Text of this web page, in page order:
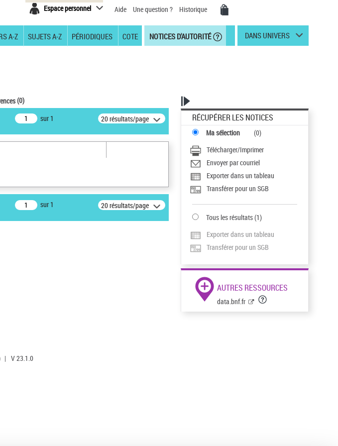
Espace personnel Aide Une question ? Historique
A-Z SUJETS A-Z PÉRIODIQUES COTE NOTICES D'AUTORITÉ DANS UNIVERS
(0)
sur 1 20 résultats/page
sur 1 20 résultats/page
RÉCUPÉRER LES NOTICES
Ma sélection (0)
Télécharger/Imprimer
Envoyer par courriel
Exporter dans un tableau
Transférer pour un SGB
Tous les résultats(1)
Exporter dans un tableau
Transférer pour un SGB
AUTRES RESSOURCES
data.bnf.fr
| V 23.1.0